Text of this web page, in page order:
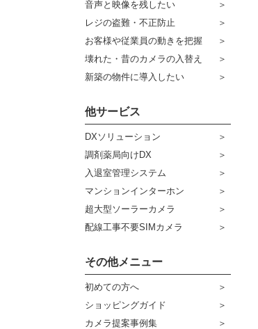
ケーブル
コネクター
その他周辺機器
センサーライト・アラーム
防犯ステッカー
宅配ボックス
販売終了商品
音声と映像を残したい
レジの盗難・不正防止
お客様や従業員の動きを把握
壊れた・昔のカメラの入替え
新築の物件に導入したい
他サービス
DXソリューション
調剤薬局向けDX
入退室管理システム
マンションインターホン
超大型ソーラーカメラ
配線工事不要SIMカメラ
その他メニュー
初めての方へ
ショッピングガイド
カメラ提案事例集